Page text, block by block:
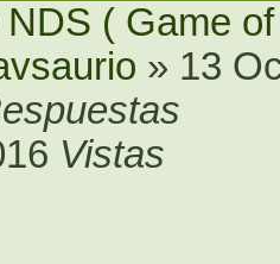
( Game
» 13
Vistas